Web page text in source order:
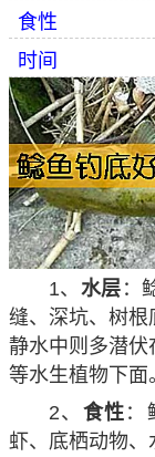
食性
时间
1、 水层 ：
缝、深坑、树
静水中则多潜伏
等水生植物下面
2、 食性 ：
虾、底栖动物、